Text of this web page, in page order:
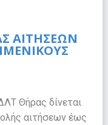
ΑΙΤΗΣΕΩΝ
Θήρας δίνεται
αιτήσεων έως